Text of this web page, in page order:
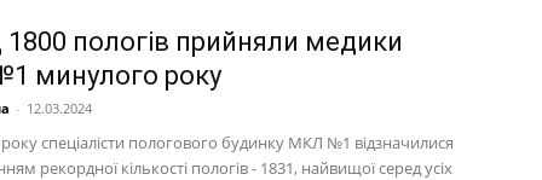
пологів прийняли медики
минулого року
- 12.03.2024
спеціалісти пологового будинку МКЛ №1 відзначилися
рекордної кількості пологів - 1831, найвищої серед усіх